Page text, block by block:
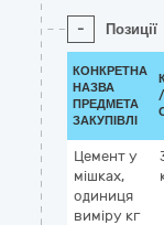
- Позиції
КОНКРЕТНА
НАЗВА
ПРЕДМЕТА
ЗАКУПІВЛІ
/
Цемент у
мішках,
одиниця
виміру кг